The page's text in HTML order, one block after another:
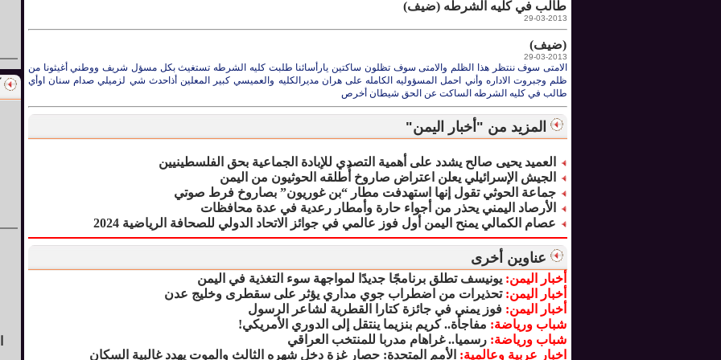
طالب في كليه الشرطه (ضيف)
29-03-2013
(ضيف)
29-03-2013
الامتى سوف ننتظر هذا الظلم والامتى سوف تظلون ساكتين يارأسائنا طلبت كليه الشرطه تستغيث بكل مسؤل شريف ووطني أغيثونا من
ظلم وجبروت الاداره وأني احمل المسؤوليه الكامله على هران مديرالكليه والعميسي كبير المعلين أذاحدث شي لزميلي صدام سنان اوأي
طالب في كليه الشرطه الساكت عن الحق شيطان أخرص
المزيد من "أخبار اليمن"
العميد يحيى صالح يشدد على أهمية التصدي للإبادة الجماعية بحق الفلسطينيين
الجيش الإسرائيلي يعلن اعتراض صاروخ أُطلقه الحوثيون من اليمن
جماعة الحوثي تقول إنها استهدفت مطار “بن غوريون” بصاروخ فرط صوتي
الأرصاد اليمني يحذر من أجواء حارة وأمطار رعدية في عدة محافظات
عصام الكمالي يمنح اليمن أول فوز عالمي في جوائز الاتحاد الدولي للصحافة الرياضية 2024
عناوين أخرى
أخبار اليمن:يونيسف تطلق برنامجًا جديدًا لمواجهة سوء التغذية في اليمن
أخبار اليمن:تحذيرات من اضطراب جوي مداري يؤثر على سقطرى وخليج عدن
أخبار اليمن:فوز يمني في جائزة كتارا القطرية لشاعر الرسول
شباب ورياضة: مفاجأة.. كريم بنزيما ينتقل إلى الدوري الأمريكي!
شباب ورياضة:رسميا.. غراهام مدربا للمنتخب العراقي
اخبار عربية وعالمية: الأمم المتحدة: حصار غزة دخل شهره الثالث والموت يهدد غالبية السكان